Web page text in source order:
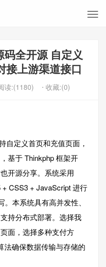
全开源 自定义
接上游渠道接口
读:(1180) ⋅ 收藏:(0)
自定义首页和充值页面，
基于 Thinkphp 框架开
开源分享。系统采用
CSS3 + JavaScript 进行
本系统具有高并发性、
持分布式部署。选择我
面，选择多种支付方
法确保数据传输与存储的